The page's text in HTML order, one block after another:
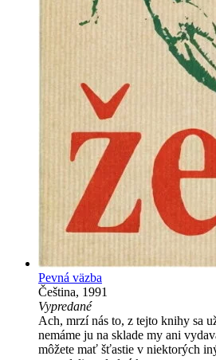
Pevná väzba
Čeština, 1991
Vypredané
Ach, mrzí nás to, z tejto knihy sa
nemáme ju na sklade my ani
môžete mať šťastie v niektorých